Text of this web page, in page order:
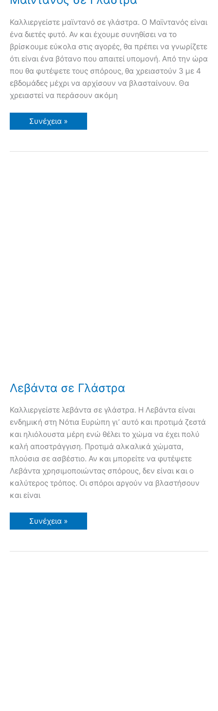
Καλλιεργείστε μαϊντανό σε γλάστρα. Ο Μαϊντανός είναι
ένα διετές φυτό. Αν και έχουμε συνηθίσει να το
βρίσκουμε εύκολα στις αγορές, θα πρέπει να γνωρίζετε
ότι είναι ένα βότανο που απαιτεί υπομονή. Από την ώρα
που θα φυτέψετε τους σπόρους, θα χρειαστούν 3 με 4
εβδομάδες μέχρι να αρχίσουν να βλασταίνουν. Θα
χρειαστεί να περάσουν ακόμη
Μαϊντανός
σε
Συνέχεια »
Λεβάντα σε Γλάστρα
Καλλιεργείστε λεβάντα σε γλάστρα. Η Λεβάντα είναι
ενδημική στη Νότια Ευρώπη γι’ αυτό και προτιμά ζεστά
και ηλιόλουστα μέρη ενώ θέλει το χώμα να έχει πολύ
καλή αποστράγγιση. Προτιμά αλκαλικά χώματα,
πλούσια σε ασβέστιο. Αν και μπορείτε να φυτέψετε
Λεβάντα χρησιμοποιώντας σπόρους, δεν είναι και ο
καλύτερος τρόπος. Οι σπόροι αργούν να βλαστήσουν
και είναι
Λεβάντα
σε
Συνέχεια »